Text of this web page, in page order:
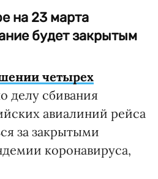
на 23 марта
будет закрытым
четырех
делу сбивания
авиалиний рейса
за закрытыми
коронавируса,